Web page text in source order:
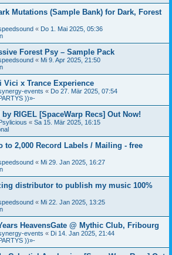
Mutations (Sample Bank) for Dark, Forest
« Do 1. Mai 2025, 05:36
Forest Psy – Sample Pack
« Mi 9. Apr 2025, 21:50
Vici x Trance Experience
events « Do 27. Mär 2025, 07:54
))»-
RIGEL [SpaceWarp Recs] Out Now!
« Sa 15. Mär 2025, 16:15
to 2,000 Record Labels / Mailing - free
« Mi 29. Jan 2025, 16:27
distributor to publish my music 100%
« Mi 22. Jan 2025, 13:25
HeavensGate @ Mythic Club, Fribourg
events « Di 14. Jan 2025, 21:44
))»-